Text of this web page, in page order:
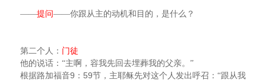
——提问——你跟从主的动机和目的，是什么？
第二个人： 门徒
他的说话：“主啊，容我先回去埋葬我的父亲。”
根据路加福音9 ： 59节，主耶稣先对这个人发出呼召：“跟从我